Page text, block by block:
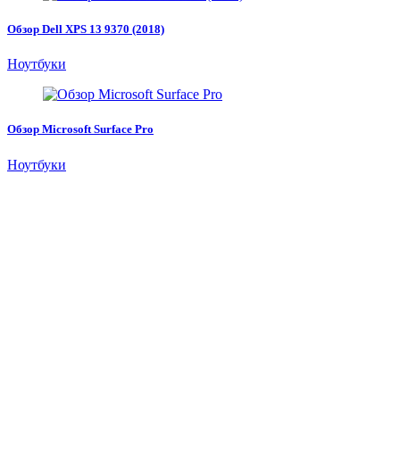
Обзор Dell XPS 13 9370 (2018)
Ноутбуки
Обзор Microsoft Surface Pro
Ноутбуки